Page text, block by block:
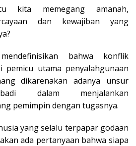
kita memegang amanah,
dan kewajiban yang
bahwa konflik
pemicu utama penyalahgunaan
dikarenakan adanya unsur
dalam menjalankan
pemimpin dengan tugasnya.
yang selalu terpapar godaan
ada pertanyaan bahwa siapa